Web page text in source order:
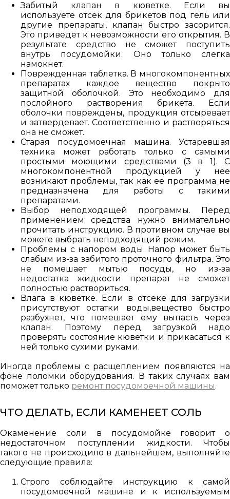
Забитый клапан в кюветке. Если вы
используете отсек для брикетов под гель или
другие препараты, клапан быстро засорится.
Это приведет к невозможности его открытия. В
результате средство не сможет поступить
внутрь посудомойки. Оно только слегка
намокнет.
Поврежденная таблетка. В многокомпонентных
препаратах каждое вещество покрыто
защитной оболочкой. Это необходимо для
послойного растворения брикета. Если
оболочки повреждены, продукция отсыревает
и затвердевает. Соответственно и растворяться
она не сможет.
Старая посудомоечная машина. Устаревшая
техника может работать только с самыми
простыми моющими средствами (3 в 1). С
многокомпонентной продукцией у нее
возникают проблемы, так как ее программа не
предназначена для работы с такими
препаратами.
Выбор неподходящей программы. Перед
применением средства нужно внимательно
прочитать инструкцию. В противном случае вы
можете выбрать неподходящий режим.
Проблемы с напором воды. Напор может быть
слабым из-за забитого проточного фильтра. Это
не помешает мытью посуды, но из-за
недостатка жидкости препарат не сможет
полностью раствориться.
Влага в кюветке. Если в отсеке для загрузки
присутствуют остатки воды,вещество быстро
разбухнет, что помешает ему выпасть через
клапан. Поэтому перед загрузкой надо
проверять состояние кюветки и прикасаться к
ней только сухими руками.
Иногда проблемы с расщеплением появляются на
фоне поломки оборудования. В таких случаях вам
поможет только ремонт посудомоечной машины.
ЧТО ДЕЛАТЬ, ЕСЛИ КАМЕНЕЕТ СОЛЬ
Окаменение соли в посудомойке говорит о
недостаточном поступлении жидкости. Чтобы
такого не происходило в дальнейшем, выполняйте
следующие правила:
Строго соблюдайте инструкцию к самой
посудомоечной машине и к используемым